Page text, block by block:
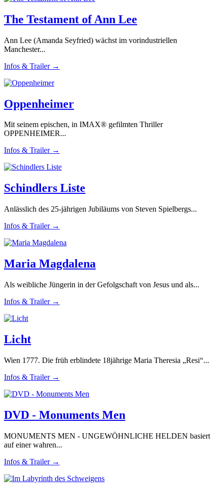
The Testament of Ann Lee
Ann Lee (Amanda Seyfried) wächst im vorindustriellen
Manchester...
Infos & Trailer →
Oppenheimer
Mit seinem epischen, in IMAX® gefilmten Thriller
OPPENHEIMER...
Infos & Trailer →
Schindlers Liste
Anlässlich des 25-jährigen Jubiläums von Steven Spielbergs...
Infos & Trailer →
Maria Magdalena
Als weibliche Jüngerin in der Gefolgschaft von Jesus und als...
Infos & Trailer →
Licht
Wien 1777. Die früh erblindete 18jährige Maria Theresia „Resi“...
Infos & Trailer →
DVD - Monuments Men
MONUMENTS MEN - UNGEWÖHNLICHE HELDEN basiert
auf einer wahren...
Infos & Trailer →